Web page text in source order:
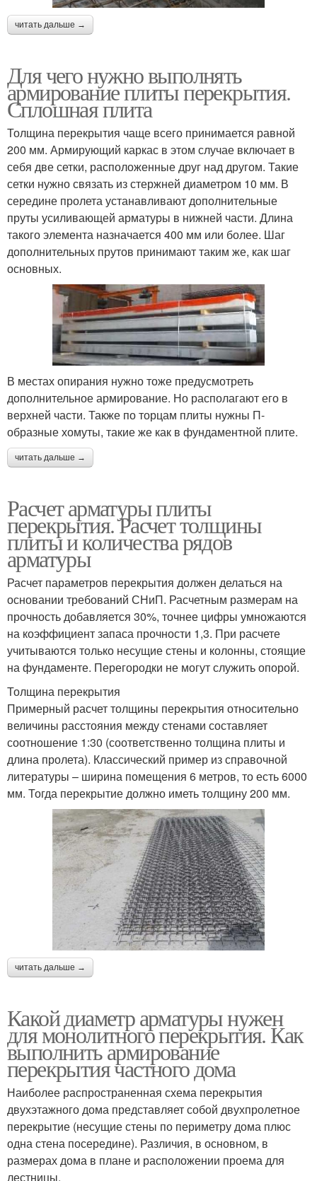
читать дальше →
Для чего нужно выполнять
армирование плиты перекрытия.
Сплошная плита
Толщина перекрытия чаще всего принимается равной
200 мм. Армирующий каркас в этом случае включает в
себя две сетки, расположенные друг над другом. Такие
сетки нужно связать из стержней диаметром 10 мм. В
середине пролета устанавливают дополнительные
пруты усиливающей арматуры в нижней части. Длина
такого элемента назначается 400 мм или более. Шаг
дополнительных прутов принимают таким же, как шаг
основных.
В местах опирания нужно тоже предусмотреть
дополнительное армирование. Но располагают его в
верхней части. Также по торцам плиты нужны П-
образные хомуты, такие же как в фундаментной плите.
читать дальше →
Расчет арматуры плиты
перекрытия. Расчет толщины
плиты и количества рядов
арматуры
Расчет параметров перекрытия должен делаться на
основании требований СНиП. Расчетным размерам на
прочность добавляется 30%, точнее цифры умножаются
на коэффициент запаса прочности 1,3. При расчете
учитываются только несущие стены и колонны, стоящие
на фундаменте. Перегородки не могут служить опорой.
Толщина перекрытия
Примерный расчет толщины перекрытия относительно
величины расстояния между стенами составляет
соотношение 1:30 (соответственно толщина плиты и
длина пролета). Классический пример из справочной
литературы – ширина помещения 6 метров, то есть 6000
мм. Тогда перекрытие должно иметь толщину 200 мм.
читать дальше →
Какой диаметр арматуры нужен
для монолитного перекрытия. Как
выполнить армирование
перекрытия частного дома
Наиболее распространенная схема перекрытия
двухэтажного дома представляет собой двухпролетное
перекрытие (несущие стены по периметру дома плюс
одна стена посередине). Различия, в основном, в
размерах дома в плане и расположении проема для
лестницы.